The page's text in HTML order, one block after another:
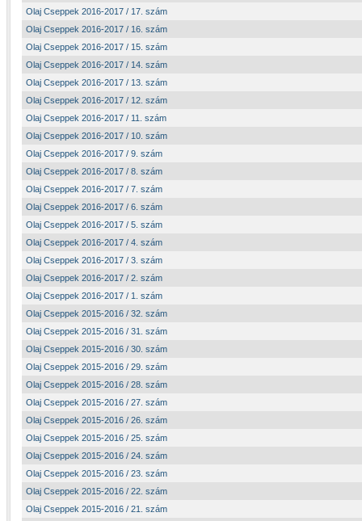
Olaj Cseppek 2016-2017 / 17. szám
Olaj Cseppek 2016-2017 / 16. szám
Olaj Cseppek 2016-2017 / 15. szám
Olaj Cseppek 2016-2017 / 14. szám
Olaj Cseppek 2016-2017 / 13. szám
Olaj Cseppek 2016-2017 / 12. szám
Olaj Cseppek 2016-2017 / 11. szám
Olaj Cseppek 2016-2017 / 10. szám
Olaj Cseppek 2016-2017 / 9. szám
Olaj Cseppek 2016-2017 / 8. szám
Olaj Cseppek 2016-2017 / 7. szám
Olaj Cseppek 2016-2017 / 6. szám
Olaj Cseppek 2016-2017 / 5. szám
Olaj Cseppek 2016-2017 / 4. szám
Olaj Cseppek 2016-2017 / 3. szám
Olaj Cseppek 2016-2017 / 2. szám
Olaj Cseppek 2016-2017 / 1. szám
Olaj Cseppek 2015-2016 / 32. szám
Olaj Cseppek 2015-2016 / 31. szám
Olaj Cseppek 2015-2016 / 30. szám
Olaj Cseppek 2015-2016 / 29. szám
Olaj Cseppek 2015-2016 / 28. szám
Olaj Cseppek 2015-2016 / 27. szám
Olaj Cseppek 2015-2016 / 26. szám
Olaj Cseppek 2015-2016 / 25. szám
Olaj Cseppek 2015-2016 / 24. szám
Olaj Cseppek 2015-2016 / 23. szám
Olaj Cseppek 2015-2016 / 22. szám
Olaj Cseppek 2015-2016 / 21. szám